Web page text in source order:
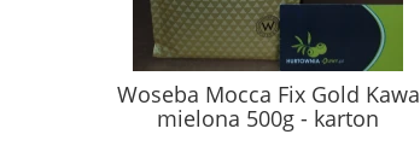
Woseba Mocca Fix Gold Kawa
mielona 500g - karton